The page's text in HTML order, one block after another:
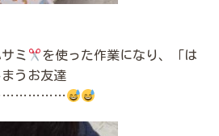
ミ
を使った作業になり、「は
うお友達